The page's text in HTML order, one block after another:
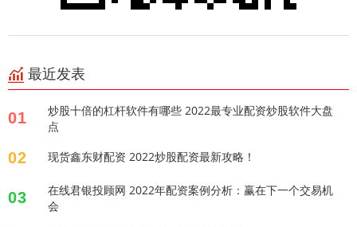
最近发表
01
炒股十倍的杠杆软件有哪些 2022最专业配资炒股软件大盘
点
02 现货鑫东财配资 2022炒股配资最新攻略！
03
在线君银投顾网 2022年配资案例分析：赢在下一个交易机
会